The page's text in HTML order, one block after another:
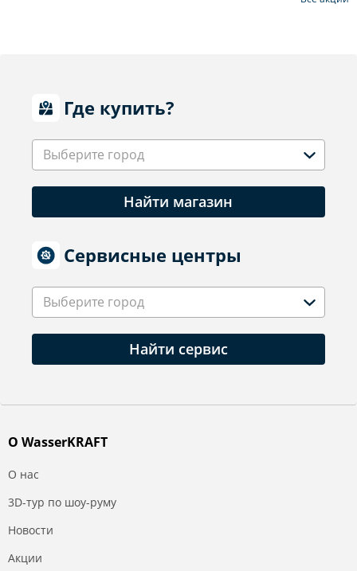
Где купить?
Выберите город
Найти магазин
Сервисные центры
Выберите город
Найти сервис
О WasserKRAFT
О нас
3D-тур по шоу-руму
Новости
Акции